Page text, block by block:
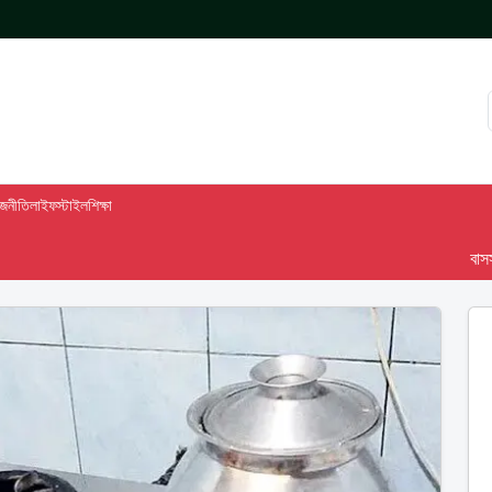
লাইফস্টাইলশিক্ষা
বাসস